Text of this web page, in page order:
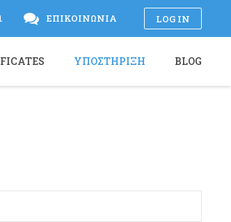
LOG IN
ΕΠΙΚΟΙΝΩΝΊΑ
ΥΠΟΣΤΉΡΙΞΗ BLOG